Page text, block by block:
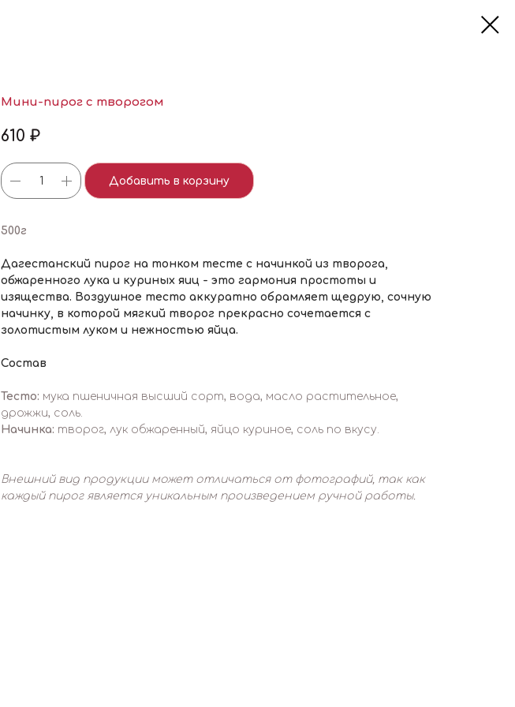
Мини-пирог с творогом
610 ₽
Добавить в корзину
500г
Дагестанский пирог на тонком тесте с начинкой из творога,
обжаренного лука и куриных яиц - это гармония простоты и
изящества. Воздушное тесто аккуратно обрамляет щедрую, сочную
начинку, в которой мягкий творог прекрасно сочетается с
золотистым луком и нежностью яйца.
Состав
Тесто: мука пшеничная высший сорт, вода, масло растительное,
дрожжи, соль.
Начинка: творог, лук обжаренный, яйцо куриное, соль по вкусу.
Внешний вид продукции может отличаться от фотографий, так как
каждый пирог является уникальным произведением ручной работы.